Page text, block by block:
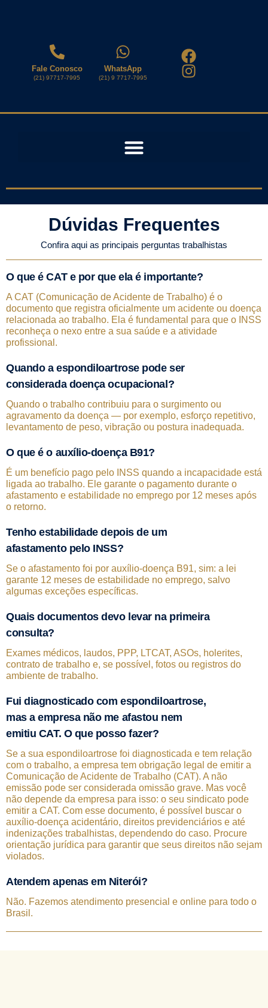
Fale Conosco
(21) 97717-7995
WhatsApp
(21) 9 7717-7995
Dúvidas Frequentes
Confira aqui as principais perguntas trabalhistas
O que é CAT e por que ela é importante?
A CAT (Comunicação de Acidente de Trabalho) é o
documento que registra oficialmente um acidente ou doença
relacionada ao trabalho. Ela é fundamental para que o INSS
reconheça o nexo entre a sua saúde e a atividade
profissional.
Quando a espondiloartrose pode ser
considerada doença ocupacional?
Quando o trabalho contribuiu para o surgimento ou
agravamento da doença — por exemplo, esforço repetitivo,
levantamento de peso, vibração ou postura inadequada.
O que é o auxílio-doença B91?
É um benefício pago pelo INSS quando a incapacidade está
ligada ao trabalho. Ele garante o pagamento durante o
afastamento e estabilidade no emprego por 12 meses após
o retorno.
Tenho estabilidade depois de um
afastamento pelo INSS?
Se o afastamento foi por auxílio-doença B91, sim: a lei
garante 12 meses de estabilidade no emprego, salvo
algumas exceções específicas.
Quais documentos devo levar na primeira
consulta?
Exames médicos, laudos, PPP, LTCAT, ASOs, holerites,
contrato de trabalho e, se possível, fotos ou registros do
ambiente de trabalho.
Fui diagnosticado com espondiloartrose,
mas a empresa não me afastou nem
emitiu CAT. O que posso fazer?
Se a sua espondiloartrose foi diagnosticada e tem relação
com o trabalho, a empresa tem obrigação legal de emitir a
Comunicação de Acidente de Trabalho (CAT). A não
emissão pode ser considerada omissão grave. Mas você
não depende da empresa para isso: o seu sindicato pode
emitir a CAT. Com esse documento, é possível buscar o
auxílio-doença acidentário, direitos previdenciários e até
indenizações trabalhistas, dependendo do caso. Procure
orientação jurídica para garantir que seus direitos não sejam
violados.
Atendem apenas em Niterói?
Não. Fazemos atendimento presencial e online para todo o
Brasil.